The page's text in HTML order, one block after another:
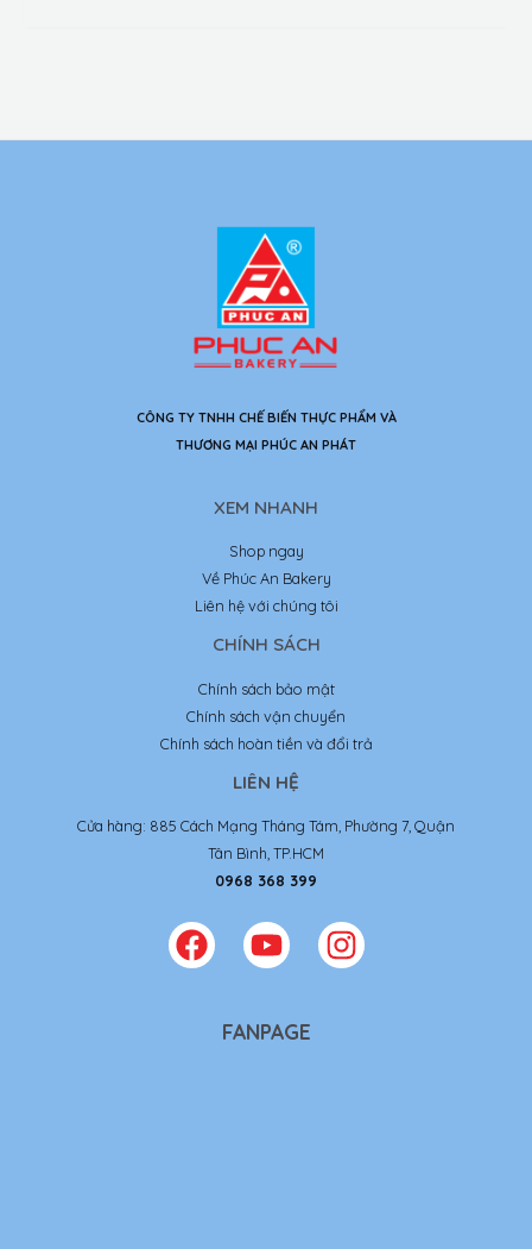
CÔNG TY TNHH CHẾ BIẾN THỰC PHẨM VÀ
THƯƠNG MẠI PHÚC AN PHÁT
XEM NHANH
Shop ngay
Về Phúc An Bakery
Liên hệ với chúng tôi
CHÍNH SÁCH
Chính sách bảo mật
Chính sách vận chuyển
Chính sách hoàn tiền và đổi trả
LIÊN HỆ
Cửa hàng: 885 Cách Mạng Tháng Tám, Phường 7, Quận
Tân Bình, TP.HCM
0968 368 399
FANPAGE